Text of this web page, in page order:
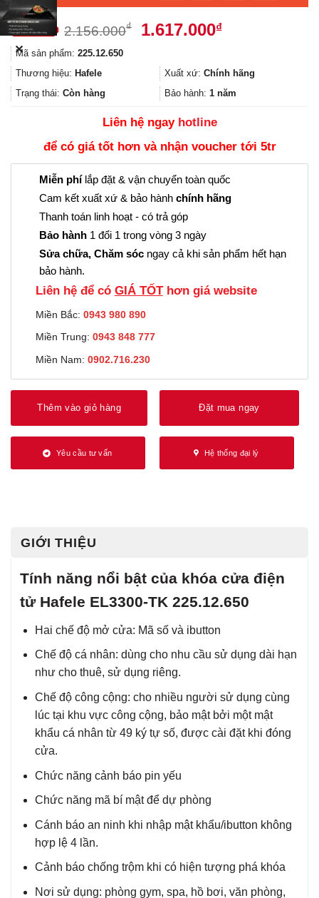
2.156.000₫
Giá
2.156.000₫.
1.617.000₫Giá
là:
1.617.000₫.
Mã sản phẩm: 225.12.650
Thương hiệu: Hafele Xuất xứ: Chính hãng
Trạng thái: Còn hàng Bảo hành: 1 năm
Liên hệ ngay hotline
để có giá tốt hơn và nhận voucher tới 5tr
Miễn phílắp đặt & vận chuyển toàn quốc
Cam kết xuất xứ & bảo hành chính hãng
Thanh toán linh hoạt - có trả góp
Bảo hành 1 đổi 1 trong vòng 3 ngày
Sửa chữa, Chăm sóc ngay cả khi sản phẩm hết hạn
bảo hành.
Liên hệ để có GIÁ TỐThơn giá website
Miền Bắc: 0943 980 890
Miền Trung: 0943 848 777
Miền Nam: 0902.716.230
Thêm vào giỏ hàng Đặt mua ngay
Yêu cầu tư vấn Hệ thống đại lý
GIỚI THIỆU
Tính năng nổi bật của khóa cửa điện
tử Hafele EL3300-TK 225.12.650
Hai chế độ mở cửa: Mã số và ibutton
Chế độ cá nhân: dùng cho nhu cầu sử dụng dài hạn
như cho thuê, sử dụng riêng.
Chế độ công cộng: cho nhiều người sử dụng cùng
lúc tại khu vực công cộng, bảo mật bởi một mật
khẩu cá nhân từ 49 ký tự số, được cài đặt khi đóng
cửa.
Chức năng cảnh báo pin yếu
Chức năng mã bí mật để dự phòng
Cánh báo an ninh khi nhập mật khẩu/ibutton không
hợp lệ 4 lần.
Cảnh báo chống trộm khi có hiện tượng phá khóa
Nơi sử dụng: phòng gym, spa, hồ bơi, văn phòng,
✕